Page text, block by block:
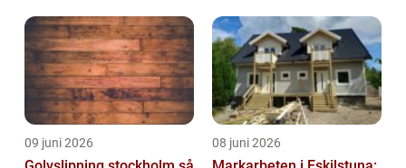
09 juni 2026 08 juni 2026